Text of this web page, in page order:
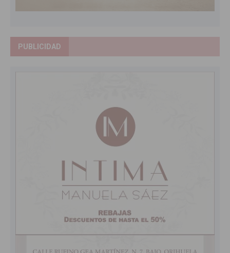
PUBLICIDAD